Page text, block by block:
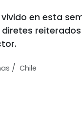
en esta
diretes
/ Chile